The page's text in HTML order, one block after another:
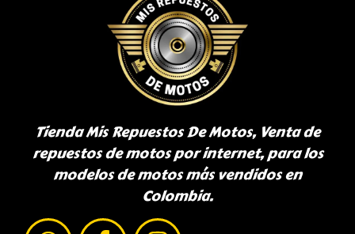
Tienda Mis Repuestos De Motos, Venta de
repuestos de motos por internet, para los
modelos de motos más vendidos en
Colombia.